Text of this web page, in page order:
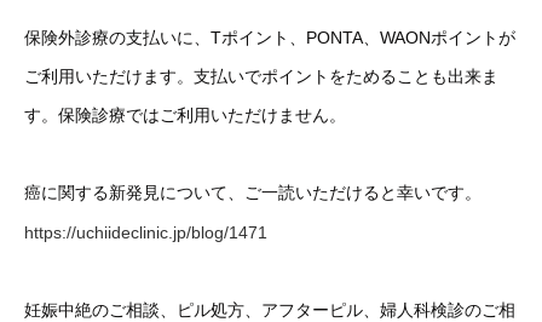
保険外診療の支払いに、Tポイント、PONTA、WAONポイントが
ご利用いただけます。支払いでポイントをためることも出来ま
す。保険診療ではご利用いただけません。
癌に関する新発見について、ご一読いただけると幸いです。
https://uchiideclinic.jp/blog/1471
妊娠中絶のご相談、ピル処方、アフターピル、婦人科検診のご相